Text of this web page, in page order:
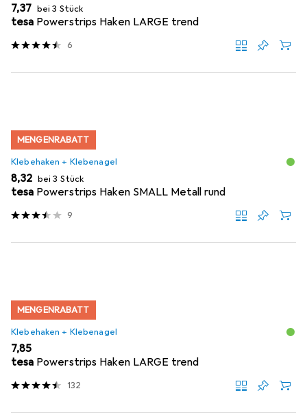
EUR
7,37 bei 3 Stück
tesa Powerstrips Haken LARGE trend
6
MENGENRABATT
Klebehaken + Klebenagel
EUR
8,32 bei 3 Stück
tesa Powerstrips Haken SMALL Metall rund
9
MENGENRABATT
Klebehaken + Klebenagel
EUR
7,85
tesa Powerstrips Haken LARGE trend
132